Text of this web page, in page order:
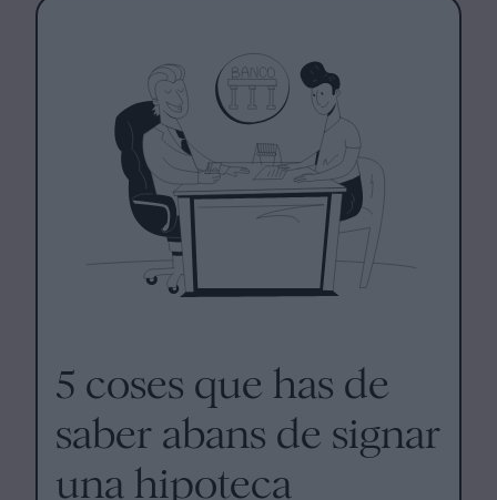
5 coses que has de
saber abans de signar
una hipoteca